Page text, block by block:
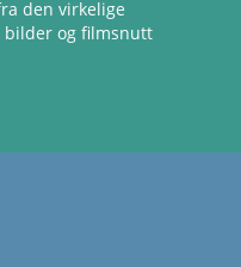
den virkelige
bilder og filmsnutt